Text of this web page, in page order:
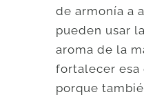
de armonía a
pueden usar
aroma de la
fortalecer esa
porque